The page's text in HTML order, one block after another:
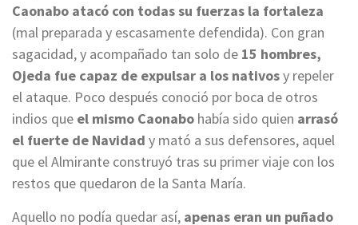
Caonabo atacó con todas su fuerzas la fortaleza
(mal preparada y escasamente defendida). Con gran
sagacidad, y acompañado tan solo de 15 hombres,
Ojeda fue capaz de expulsar a los nativosy repeler
el ataque. Poco después conoció por boca de otros
indios que el mismo Caonabo había sido quien arrasó
el fuerte de Navidad y mató a sus defensores, aquel
que el Almirante construyó tras su primer viaje con los
restos que quedaron de la Santa María.
Aquello no podía quedar así, apenas eran un puñado